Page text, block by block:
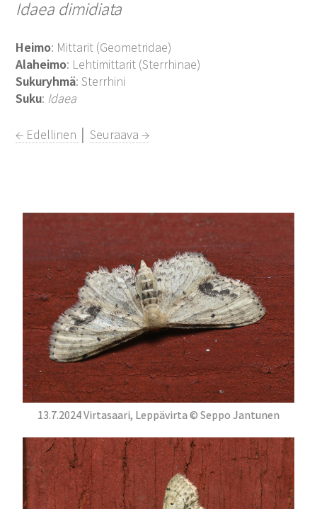
Idaea dimidiata
Heimo: Mittarit (Geometridae)
Alaheimo: Lehtimittarit (Sterrhinae)
Sukuryhmä: Sterrhini
Suku: Idaea
← Edellinen │Seuraava →
13.7.2024 Virtasaari, Leppävirta © Seppo Jantunen